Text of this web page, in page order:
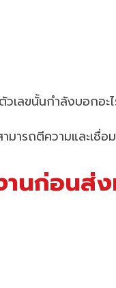
เลขนั้นกำลังบอกอะไ
มารถตีความและเ
านก่อนส่